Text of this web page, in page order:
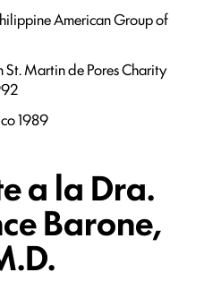
American Group of
Martin de Pores Charity
1989
a la Dra.
Barone,